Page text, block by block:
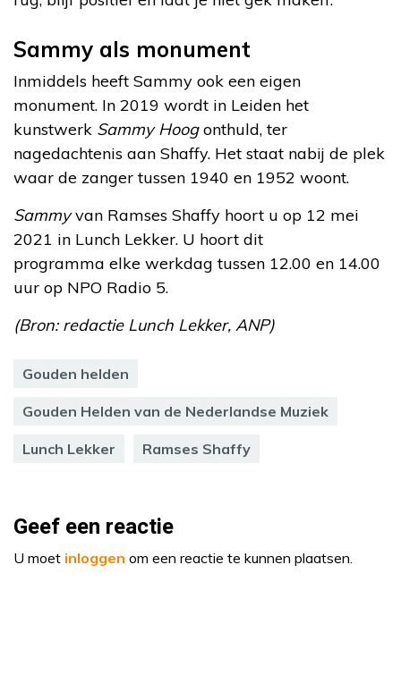
Sammy als monument
Inmiddels heeft Sammy ook een eigen
monument. In 2019 wordt in Leiden het
kunstwerk Sammy Hoogonthuld, ter
nagedachtenis aan Shaffy. Het staat nabij de plek
waar de zanger tussen 1940 en 1952 woont.
Sammyvan Ramses Shaffy hoort u op 12 mei
2021 in Lunch Lekker. U hoort dit
programma elke werkdag tussen 12.00 en 14.00
uur op NPO Radio 5.
(Bron: redactie Lunch Lekker, ANP)
Gouden helden
Gouden Helden van de Nederlandse Muziek
Lunch Lekker Ramses Shaffy
Geef een reactie
U moet inloggen om een reactie te kunnen plaatsen.